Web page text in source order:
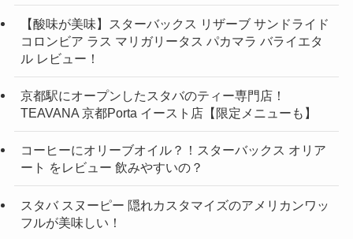
【酸味が美味】スターバックス リザーブ サンドライド
コロンビア ラス マリガリータス パカマラ バライエタ
ル レビュー！
京都駅にオープンしたスタバのティー専門店！
TEAVANA 京都Porta イースト店【限定メニューも】
コーヒーにオリーブオイル？！スターバックス オリア
ート をレビュー 飲みやすいの？
スタバ スヌーピー 隠れカスタマイズのアメリカンワッ
フルが美味しい！